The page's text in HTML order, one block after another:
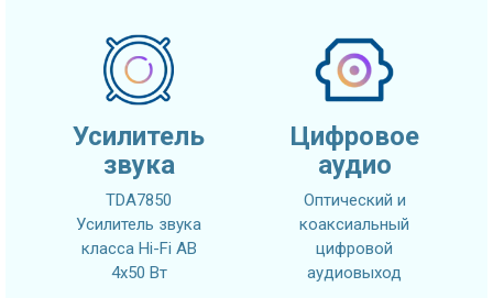
Усилитель
звука
TDA7850
Усилитель звука
класса Hi-Fi AB
4x50 Вт
Цифровое
аудио
Оптический и
коаксиальный
цифровой
аудиовыход